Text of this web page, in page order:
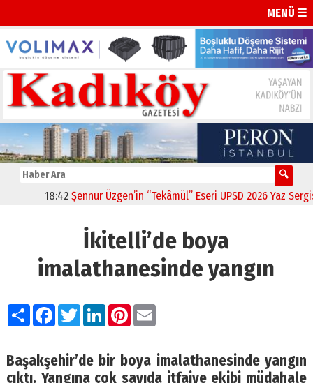
MENÜ ☰
18:42 Şennur Üzgen’in “Tekâmül” Eseri UPSD 2026 Yaz
İkitelli’de boya
imalathanesinde yangın
PaylaşFacebook
TwitterLinkedIn
Pinterest
Email
Başakşehir’de bir boya imalathanesinde yangın
çıktı. Yangına çok sayıda itfaiye ekibi müdahale